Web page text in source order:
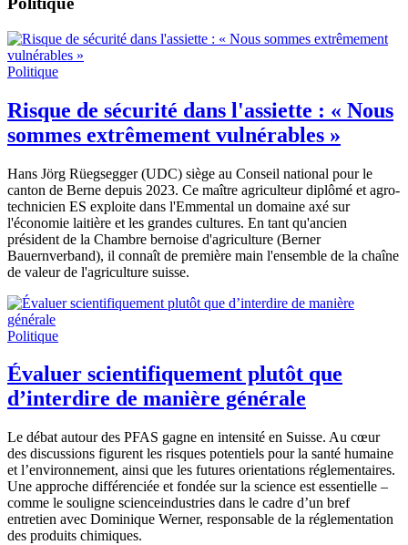
Politique
Risque de sécurité dans l'assiette : « Nous
sommes extrêmement vulnérables »
Hans Jörg Rüegsegger (UDC) siège au Conseil national pour le
canton de Berne depuis 2023. Ce maître agriculteur diplômé et agro-
technicien ES exploite dans l'Emmental un domaine axé sur
l'économie laitière et les grandes cultures. En tant qu'ancien
président de la Chambre bernoise d'agriculture (Berner
Bauernverband), il connaît de première main l'ensemble de la chaîne
de valeur de l'agriculture suisse.
Politique
Évaluer scientifiquement plutôt que
d’interdire de manière générale
Le débat autour des PFAS gagne en intensité en Suisse. Au cœur
des discussions figurent les risques potentiels pour la santé humaine
et l’environnement, ainsi que les futures orientations réglementaires.
Une approche différenciée et fondée sur la science est essentielle –
comme le souligne scienceindustries dans le cadre d’un bref
entretien avec Dominique Werner, responsable de la réglementation
des produits chimiques.